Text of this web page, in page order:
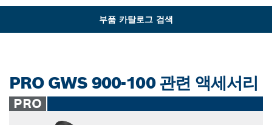
부품 카탈로그 검색
PRO GWS 900-100 관련 액세서리
PRO